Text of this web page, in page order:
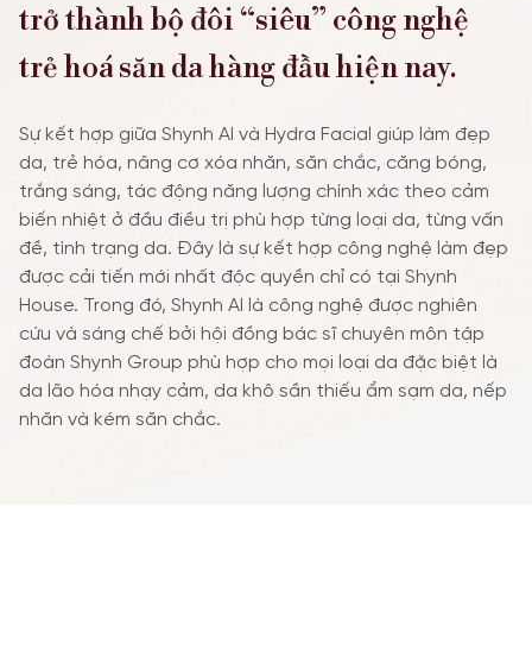
trở thành bộ đôi “siêu” công nghệ
trẻ hoá săn da hàng đầu hiện nay.
Sự kết hợp giữa Shynh AI và Hydra Facial giúp làm đẹp
da, trẻ hóa, nâng cơ xóa nhăn, săn chắc, căng bóng,
trắng sáng, tác động năng lượng chính xác theo cảm
biến nhiệt ở đầu điều trị phù hợp từng loại da, từng vấn
đề, tình trạng da. Đây là sự kết hợp công nghệ làm đẹp
được cải tiến mới nhất độc quyền chỉ có tại Shynh
House. Trong đó, Shynh AI là công nghệ được nghiên
cứu và sáng chế bởi hội đồng bác sĩ chuyên môn tập
đoàn Shynh Group phù hợp cho mọi loại da đặc biệt là
da lão hóa nhạy cảm, da khô sần thiếu ẩm sạm da, nếp
nhăn và kém săn chắc.